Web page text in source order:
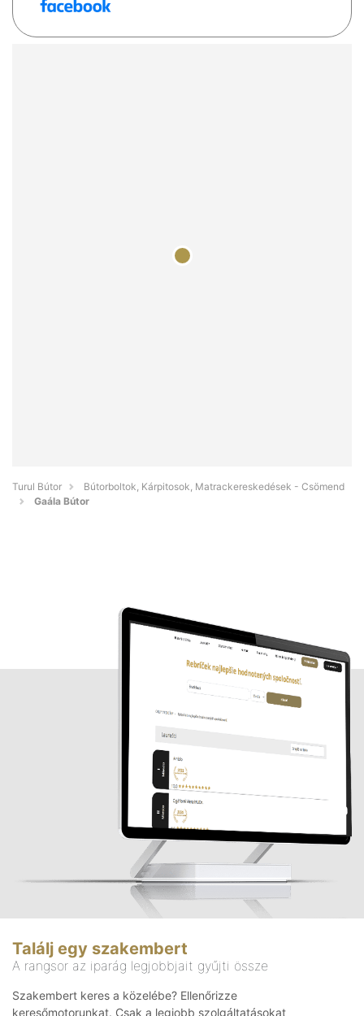
Turul Bútor
Bútorboltok, Kárpitosok, Matrackereskedések - Csömend
Gaála Bútor
Találj egy szakembert
A rangsor az iparág legjobbjait gyűjti össze
Szakembert keres a közelébe? Ellenőrizze
keresőmotorunkat. Csak a legjobb szolgáltatásokat